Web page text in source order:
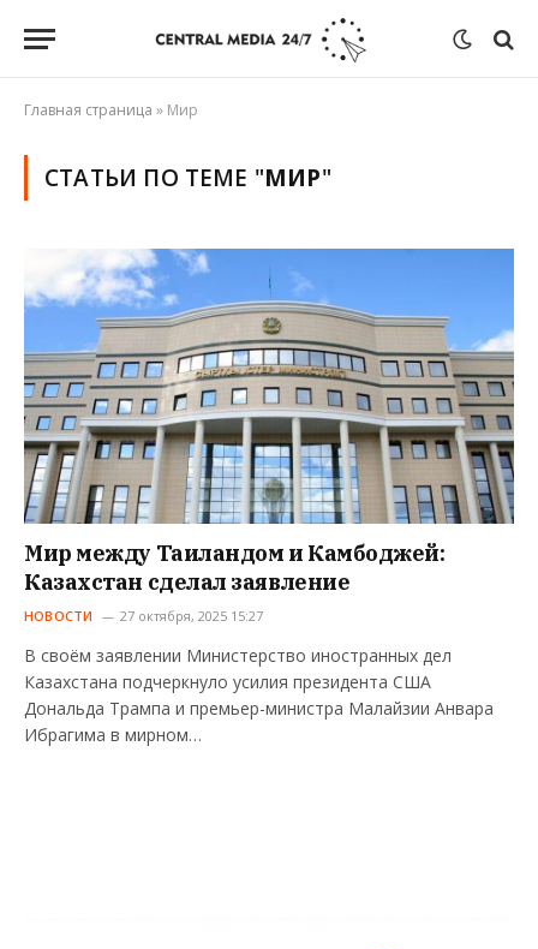
Главная страница » Мир
СТАТЬИ ПО ТЕМЕ "МИР"
Мир между Таиландом и Камбоджей:
Казахстан сделал заявление
НОВОСТИ 27 октября, 2025 15:27
В своём заявлении Министерство иностранных дел
Казахстана подчеркнуло усилия президента США
Дональда Трампа и премьер-министра Малайзии Анвара
Ибрагима в мирном…